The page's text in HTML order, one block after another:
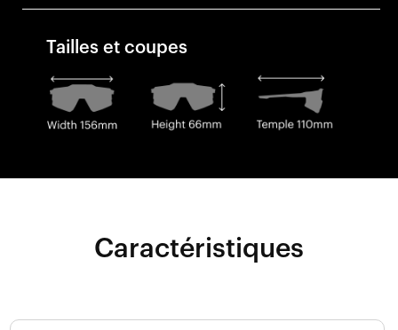
Tailles et coupes
Caractéristiques